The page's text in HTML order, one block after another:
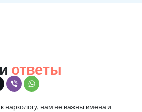
ответы
наркологу, нам не важны имена и